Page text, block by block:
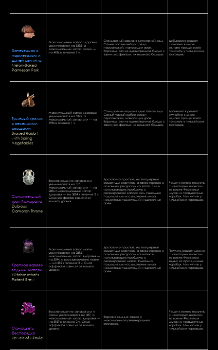
Запеченная с
пармезаном и
дыней свинина
Melon-Baked
Parmesan Pork
Максимальный запас здоровья
увеличивается на 5395, а
максимальный запас магии —
на 4936 в течение 1 ч.
Стандартный вариант двухстатной еды.
Самый частый выбор среди
персонажей, наносящих урон.
Впрочем, это не единственное блюдо с
таким эффектом: их намного больше.
Добывается рецепт
случайно в мире,
однако проще всего
поискать у гильдейских
торговцев.
Тушеный кролик
с весенними
овощами
Braised Rabbit
with Spring
Vegetables
Максимальный запас здоровья
увеличивается на 5395, а
максимальный запас сил — на
4936 в течение 1 ч.
Стандартный вариант двухстатной еды.
Самый частый выбор среди
персонажей, наносящих урон.
Впрочем, это не единственное блюдо с
таким эффектом: их намного больше.
Добывается рецепт
случайно в мире,
однако проще всего
поискать у гильдейских
торговцев.
Сомнительный
трон Каморана
Dubious
Camoran Throne
Восстановление запаса сил
увеличивается на 315
максимальный запас сил — на
2856 а максимальный запас
здоровья — на 3094 в течение 2 ч.
Сила эффектов зависит от
вашего уровня.
Достаточно простой, но популярный
рецепт для новичков, а также игроков с
основным ресурсом на запас сил и
испытывающих проблемы с
регенерацией запаса сил. Идеально
подходит для исследования мира,
несложных подземелий и одиночных
арен.
Рецепт можно получить
с некоторым шансом
во время Фестиваля
шутов из праздничных
коробок. Или купить у
гильдейских торговцев.
Крепкое варево
ведьмы-матери
Witchmother's
Potent Brew
Максимальный запас магии
увеличивается на 2856,
максимальный запас здоровья —
на 3094, а восстановление магии
— на 315 в течение 2 ч. Сила
эффектов зависит от вашего
уровня.
Достаточно простой, но популярный
рецепт для новичков, а также игроков с
основным ресурсом на магию и
испытывающих проблемы с
регенерацией магии. Идеально
подходит для исследования мира,
несложных подземелий и одиночных
арен.
Получить рецепт можно
с некоторым шансом
во время Фестиваля
ведьм из праздничных
коробок. Или купить у
гильдейских торговцев.
Самоцветы
беспорядка
Jewels of Misrule
Восстановление запаса сил и
магии увеличивается на 357, а
максимальный запас здоровья —
на 3927 в течение 2 ч. Сила
эффектов зависит от вашего
уровня.
Вариант еды для танков с
максимальной регенерацией
ресурсов.
Рецепт можно получить
с некоторым шансом
во время Фестиваля
шутов из праздничных
коробок. Или купить у
гильдейских торговцев.